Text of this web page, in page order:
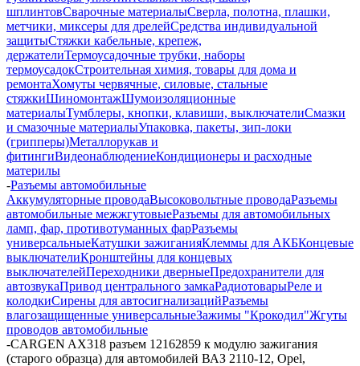
шплинтовСварочные материалыСверла, полотна, плашки,
метчики, миксеры для дрелейСредства индивидуальной
защитыСтяжки кабельные, крепеж,
держателиТермоусадочные трубки, наборы
термоусадокСтроительная химия, товары для дома и
ремонтаХомуты червячные, силовые, стальные
стяжкиШиномонтажШумоизоляционные
материалыТумблеры, кнопки, клавиши, выключателиСмазки
и смазочные материалыУпаковка, пакеты, зип-локи
(грипперы)Металлорукав и
фитингиВидеонаблюдениеКондиционеры и расходные
материлы
-Разъемы автомобильные
Аккумуляторные проводаВысоковольтные проводаРазъемы
автомобильные межжгутовыеРазъемы для автомобильных
ламп, фар, противотуманных фарРазъемы
универсальныеКатушки зажиганияКлеммы для АКБКонцевые
выключателиКронштейны для концевых
выключателейПереходники дверныеПредохранители для
автозвукаПривод центрального замкаРадиотоварыРеле и
колодкиСирены для автосигнализацийРазъемы
влагозащищенные универсальныеЗажимы "Крокодил"Жгуты
проводов автомобильные
-CARGEN AX318 разъем 12162859 к модулю зажигания
(старого образца) для автомобилей ВАЗ 2110-12, Opel,